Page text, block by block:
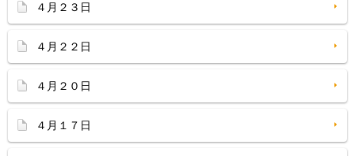
４月２３日
４月２２日
４月２０日
４月１７日